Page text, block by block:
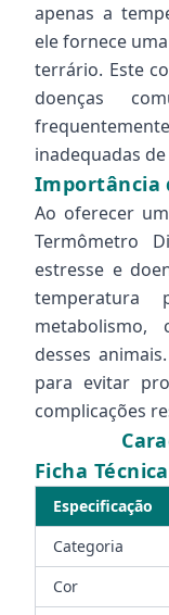
apenas a
ele fornece
terrário. Este
doenças
inadequadas
Importância
Ao oferecer
Termômetro
estresse e
temperatura
metabolismo,
desses
para evitar
complicações
Ficha Técnica
Especificação
Categoria
Cor